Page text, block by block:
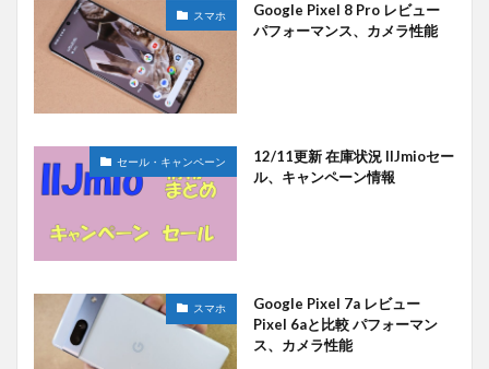
スマホ
Google Pixel 8 Pro レビュー
パフォーマンス、カメラ性能
セール・キャンペーン
12/11更新 在庫状況 IIJmioセー
ル、キャンペーン情報
スマホ
Google Pixel 7a レビュー
Pixel 6aと比較 パフォーマン
ス、カメラ性能